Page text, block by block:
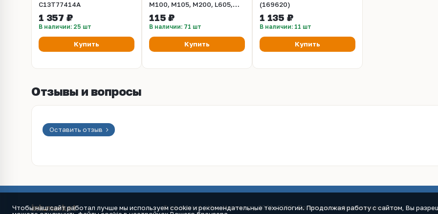
C13T77414A
1 357 ₽
В наличии: 25 шт
Купить
M100, M105, M200, L605,
L1455 (140 мл)
115 ₽
В наличии: 71 шт
Купить
(169620)
1 135 ₽
В наличии: 11 шт
Купить
Отзывы и вопросы
Оставить отзыв
ink.market © ink.market / Инк-Маркет.ру, 2001–2026 ·Политика конфиденциальности
Чтобы наш сайт работал лучше мы используем cookie и рекомендательные технологии. Продолжая работу с сайтом, Вы